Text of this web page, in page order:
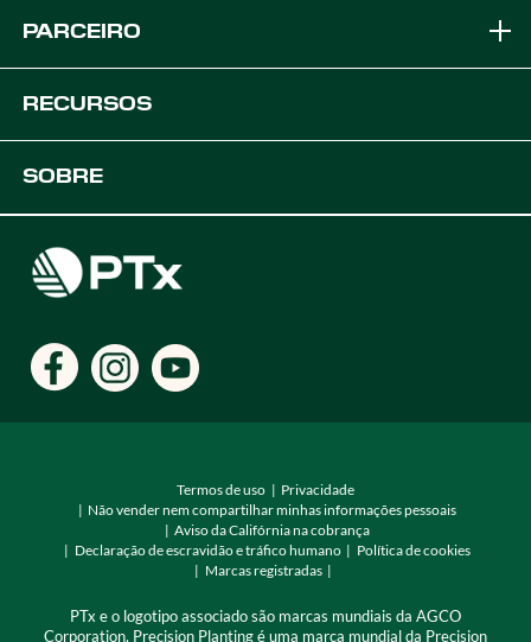
Soluções de Equipamento
PARCEIRO
Soluções OEM
RECURSOS
Recursos do produto
SOBRE
Encontre um distribuidor
Locais
Termos de uso
Privacidade
Não vender nem compartilhar minhas informações pessoais
Aviso da Califórnia na cobrança
Declaração de escravidão e tráfico humano
Política de cookies
Marcas registradas
PTx e o logotipo associado são marcas mundiais da AGCO
Corporation, Precision Planting é uma marca mundial da Precision